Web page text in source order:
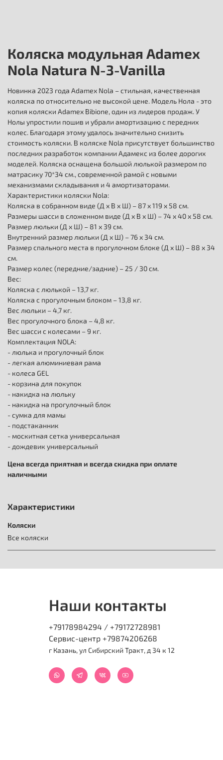
Коляска модульная Adamex
Nola Natura N-3-Vanilla
Новинка 2023 года Adamex Nola – стильная, качественная
коляска по относительно не высокой цене. Модель Нола - это
копия коляски Adamex Bibione, один из лидеров продаж. У
Нолы упростили пошив и убрали амортизацию с передних
колес. Благодаря этому удалось значительно снизить
стоимость коляски. В коляске Nola присутствует большинство
последних разработок компании Адамекс из более дорогих
моделей. Коляска оснащена большой люлькой размером по
матрасику 70*34 см., современной рамой с новыми
механизмами складывания и 4 амортизаторами.
Характеристики коляски Nola:
Коляска в собранном виде (Д х В х Ш) – 87 х 119 х 58 см.
Размеры шасси в сложенном виде (Д х В х Ш) – 74 х 40 х 58 см.
Размер люльки (Д х Ш) – 81 х 39 см.
Внутренний размер люльки (Д х Ш) – 76 х 34 см.
Размер спального места в прогулочном блоке (Д х Ш) – 88 х 34
см.
Размер колес (передние/задние) – 25 / 30 см.
Вес:
Коляска с люлькой – 13,7 кг.
Коляска с прогулочным блоком – 13,8 кг.
Вес люльки – 4,7 кг.
Вес прогулочного блока – 4,8 кг.
Вес шасси с колесами – 9 кг.
Комплектация NOLA:
- люлька и прогулочный блок
- легкая алюминиевая рама
- колеса GEL
- корзина для покупок
- накидка на люльку
- накидка на прогулочный блок
- сумка для мамы
- подстаканник
- москитная сетка универсальная
- дождевик универсальный
Цена всегда приятная и всегда скидка при оплате
наличными
Характеристики
Коляски
Все коляски
Наши контакты
+79178984294 / +79172728981
Сервис-центр +79874206268
г Казань, ул Сибирский Тракт, д 34 к 12